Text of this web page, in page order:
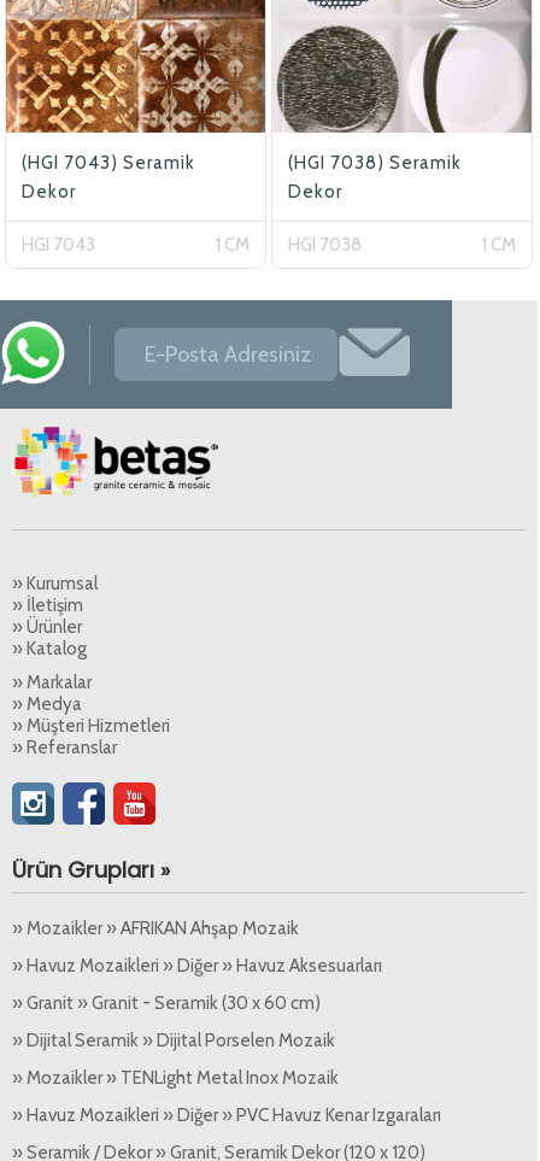
(HGI 7043) Seramik
Dekor
HGI 7043 1 CM
(HGI 7038) Seramik
Dekor
HGI 7038 1 CM
» Kurumsal
» İletişim
» Ürünler
» Katalog
» Markalar
» Medya
» Müşteri Hizmetleri
» Referanslar
Ürün Grupları »
» Mozaikler » AFRIKAN Ahşap Mozaik
» Havuz Mozaikleri » Diğer » Havuz Aksesuarları
» Granit » Granit - Seramik (30 x 60 cm)
» Dijital Seramik » Dijital Porselen Mozaik
» Mozaikler » TENLight Metal Inox Mozaik
» Havuz Mozaikleri » Diğer » PVC Havuz Kenar Izgaraları
» Seramik / Dekor » Granit, Seramik Dekor (120 x 120)